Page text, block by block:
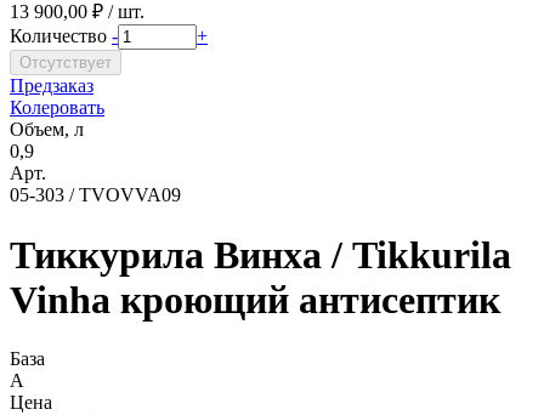
13 900,00 ₽ / шт.
Количество - +
Предзаказ
Колеровать
Объем, л
0,9
Арт.
05-303 / TVOVVA09
Тиккурила Винха / Tikkurila
Vinha кроющий антисептик
База
A
Цена